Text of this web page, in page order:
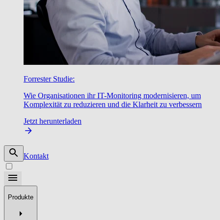
Forrester Studie:
Wie Organisationen ihr IT-Monitoring modernisieren, um
Komplexität zu reduzieren und die Klarheit zu verbessern
Jetzt herunterladen
Kontakt
Produkte